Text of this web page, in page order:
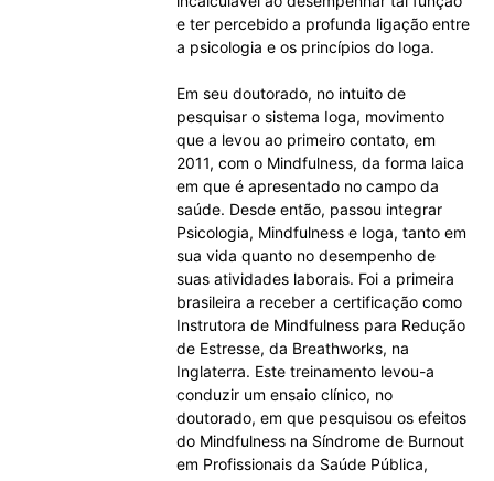
e ter percebido a profunda ligação entre
a psicologia e os princípios do Ioga.
Em seu doutorado, no intuito de
pesquisar o sistema Ioga, movimento
que a levou ao primeiro contato, em
2011, com o Mindfulness, da forma laica
em que é apresentado no campo da
saúde. Desde então, passou integrar
Psicologia, Mindfulness e Ioga, tanto em
sua vida quanto no desempenho de
suas atividades laborais. Foi a primeira
brasileira a receber a certificação como
Instrutora de Mindfulness para Redução
de Estresse, da Breathworks, na
Inglaterra. Este treinamento levou-a
conduzir um ensaio clínico, no
doutorado, em que pesquisou os efeitos
do Mindfulness na Síndrome de Burnout
em Profissionais da Saúde Pública,